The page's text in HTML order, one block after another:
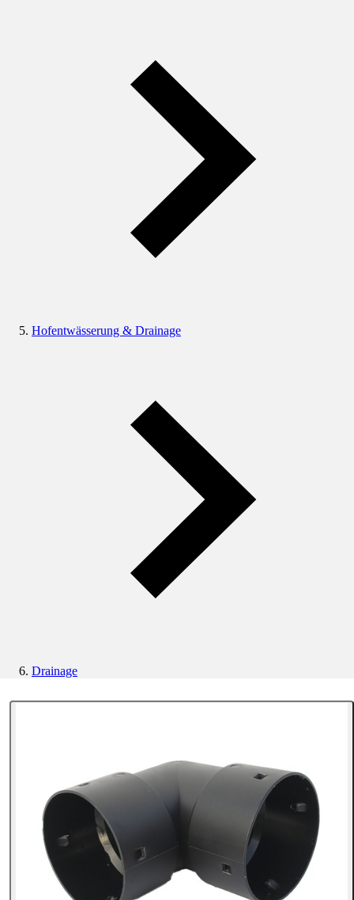
Hofentwässerung & Drainage
Drainage